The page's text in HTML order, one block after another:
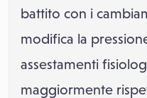
battito con i
modifica la
assestamenti
maggiormente